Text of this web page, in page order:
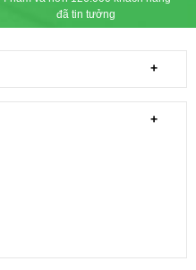
đã tin tưởng
+
+